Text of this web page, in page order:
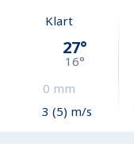
Klart
27°
16°
0 mm
3 (5) m/s